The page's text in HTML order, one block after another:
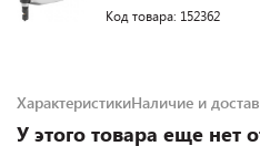
Код товара: 152362
ХарактеристикиНаличие и
У этого товара еще нет